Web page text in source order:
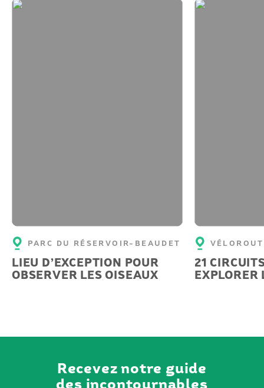
PARC DU RÉSERVOIR-BEAUDET
LIEU D’EXCEPTION POUR
OBSERVER LES OISEAUX
21
EXPLORER
Recevez notre guide
des incontournables